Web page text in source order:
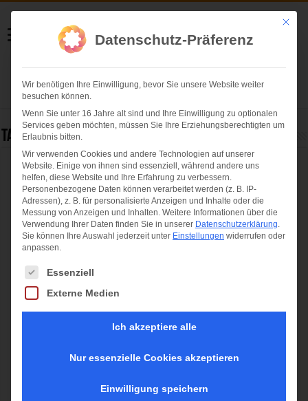
Helmut Swoboda
Fotografie
Herzlich willkommen
Tag Archives:
Auszeichnung „Helfende Hände“ für Sky
Deutschland
Eine Blutspende-Welle rollt seit gestern wieder durch München-
Firmengebäude von Sky Deutschland parkt, stürmen die Mitarbeiter
Mit
Datenschutz-Präferenz
Wir benötigen Ihre Einwilligung, bevor Sie unsere Website weiter
besuchen können.
Wenn Sie unter 16 Jahre alt sind und Ihre Einwilligung zu optionalen
Services geben möchten, müssen Sie Ihre Erziehungsberechtigten um
Erlaubnis bitten.
Wir verwenden Cookies und andere Technologien auf unserer
Website. Einige von ihnen sind essenziell, während andere uns
helfen, diese Website und Ihre Erfahrung zu verbessern.
Personenbezogene Daten können verarbeitet werden (z. B. IP-
Adressen), z. B. für personalisierte Anzeigen und Inhalte oder die
Messung von Anzeigen und Inhalten. Weitere Informationen über die
Verwendung Ihrer Daten finden Sie in unserer Datenschutzerklärung.
Sie können Ihre Auswahl jederzeit unter Einstellungen widerrufen oder
anpassen.
Es folgt eine Liste der Service-Gruppen, für die eine Einwilligung
Essenziell
Externe Medien
Ich akzeptiere alle
Nur essenzielle Cookies akzeptieren
Einwilligung speichern